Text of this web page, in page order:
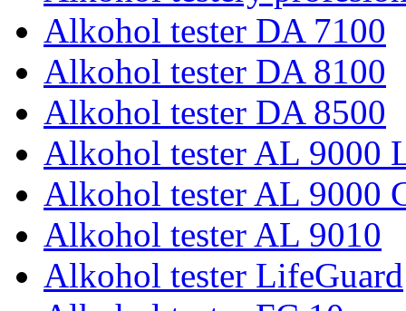
Alkohol tester DA 7100
Alkohol tester DA 8100
Alkohol tester DA 8500
Alkohol tester AL 9000
Alkohol tester AL 9000
Alkohol tester AL 9010
Alkohol tester LifeGuard